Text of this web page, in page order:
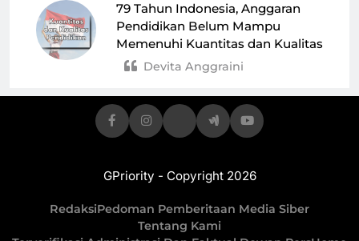
79 Tahun Indonesia, Anggaran
Pendidikan Belum Mampu
Memenuhi Kuantitas dan Kualitas
Devita Anggraini
GPriority - Copyright 2026
RedaksiPedoman Pemberitaan Media Siber
Tentang Kami